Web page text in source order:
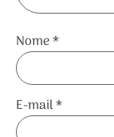
Nome*
E-mail*